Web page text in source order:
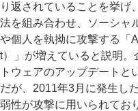
り返されていることを挙げ
法を組み合わせ、ソーシャ
や個人を執拗に攻撃する「
t）」が増えていると説明
トウェアのアップデート
だが、2011年3月に発生し
弱性が攻撃に用いられてお